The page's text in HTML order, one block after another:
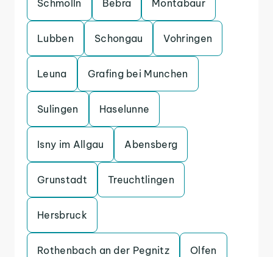
Schmolln Bebra Montabaur
Lubben Schongau Vohringen
Leuna Grafing bei Munchen
Sulingen Haselunne
Isny im Allgau Abensberg
Grunstadt Treuchtlingen
Hersbruck
Rothenbach an der Pegnitz Olfen